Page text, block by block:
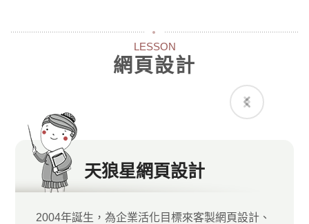
LESSON
網頁設計
天狼星網頁設計
2004年誕生，為企業活化目標來客製網頁設計、